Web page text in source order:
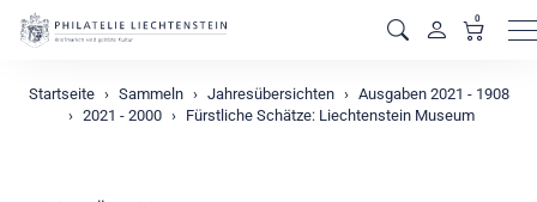
0
Startseite Sammeln Jahresübersichten
Ausgaben 2021 - 1908
2021 - 2000
Fürstliche Schätze: Liechtenstein Museum